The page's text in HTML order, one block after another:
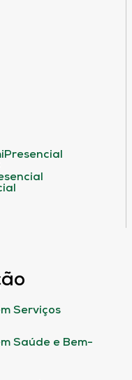
Serviços
Saúde e Bem-